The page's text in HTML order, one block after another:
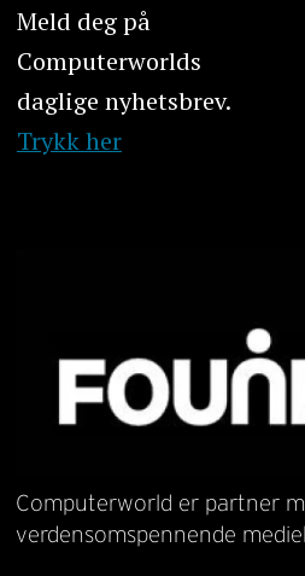
Meld deg på
Computerworlds
daglige nyhetsbrev.
Trykk her
Computerworld er partner
verdensomspennende